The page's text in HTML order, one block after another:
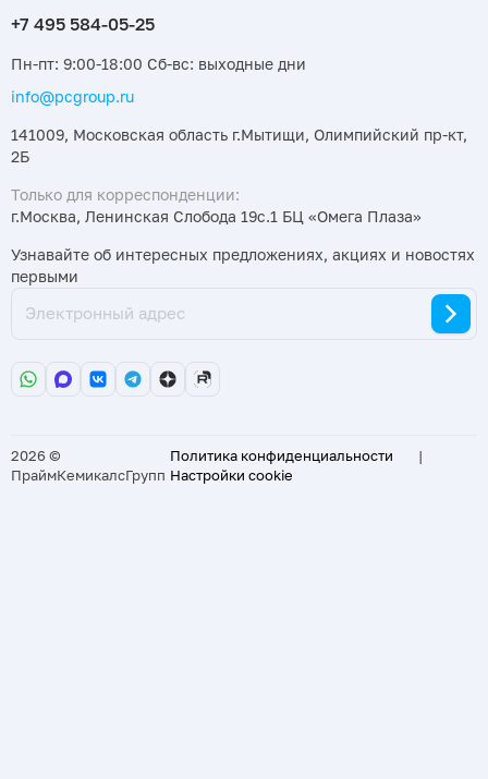
Пн-пт: 9:00-18:00 Сб-вс: выходные дни
info@pcgroup.ru
141009, Московская область г.Мытищи, Олимпийский пр-кт,
2Б
Только для корреспонденции:
г.Москва, Ленинская Слобода 19с.1 БЦ «Омега Плаза»
Узнавайте об интересных предложениях, акциях и новостях
первыми
2026 ©
ПраймКемикалсГрупп
Политика конфиденциальности
|
Настройки cookie